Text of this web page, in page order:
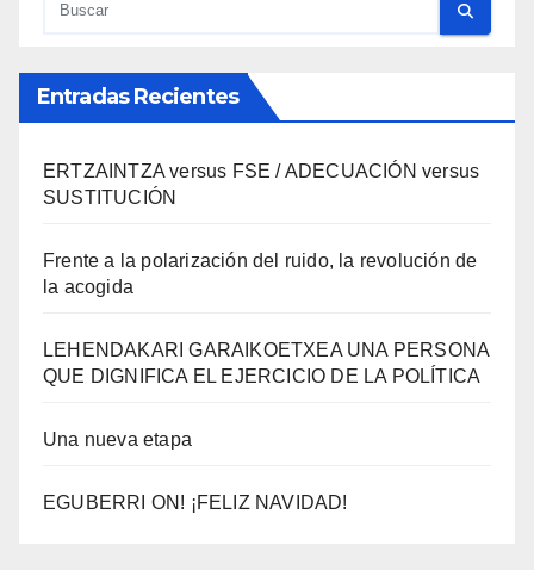
Entradas Recientes
ERTZAINTZA versus FSE / ADECUACIÓN versus
SUSTITUCIÓN
Frente a la polarización del ruido, la revolución de
la acogida
LEHENDAKARI GARAIKOETXEA UNA PERSONA
QUE DIGNIFICA EL EJERCICIO DE LA POLÍTICA
Una nueva etapa
EGUBERRI ON! ¡FELIZ NAVIDAD!